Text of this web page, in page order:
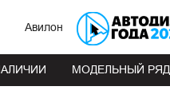
Авилон
МОДЕЛЬНЫЙ РЯД